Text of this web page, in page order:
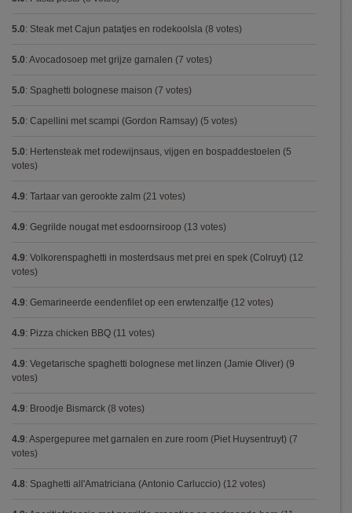
5.0: Steak met Cajun patatjes en rodekoolsla (8 votes)
5.0: Avocadosoep met grijze garnalen (7 votes)
5.0: Spaghetti bolognese maison (7 votes)
5.0: Capellini met scampi (Gordon Ramsay) (5 votes)
5.0: Hertensteak met rodewijnsaus, vijgen en bospaddestoelen (5
votes)
4.9: Tartaar van gerookte zalm (21 votes)
4.9: Gegrilde nougat met esdoornsiroop (13 votes)
4.9: Volkorenspaghetti in mosterdsaus met prei en spek (Colruyt) (12
votes)
4.9: Gemarineerde eendenfilet op een erwtenzalfje (12 votes)
4.9: Pizza chicken BBQ (11 votes)
4.9: Vegetarische spaghetti bolognese met linzen (Jamie Oliver) (9
votes)
4.9: Broodje Bismarck (8 votes)
4.9: Aspergepuree met garnalen en zure room (Piet Huysentruyt) (7
votes)
4.8: Spaghetti all'Amatriciana (Antonio Carluccio) (12 votes)